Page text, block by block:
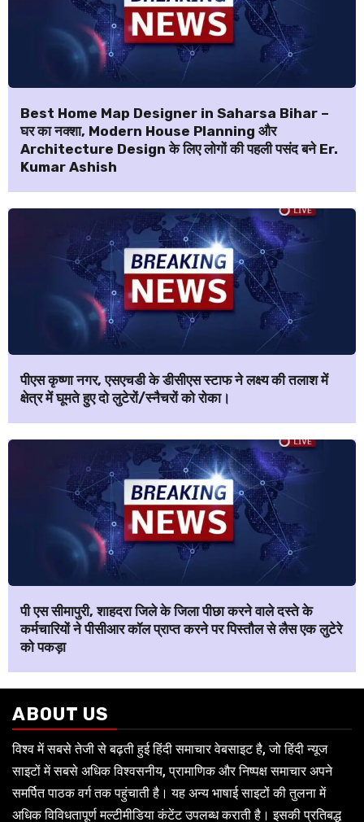
Best Home Map Designer in Saharsa Bihar –
घर का नक्शा, Modern House Planning और
Architecture Design के लिए लोगों की पहली पसंद बने Er.
Kumar Ashish
पीएस कृष्णा नगर, एसएचडी के डीसीएस स्टाफ ने लक्ष्य की तलाश में
क्षेत्र में घूमते हुए दो लुटेरों/स्नैचरों को रोका।
पी एस सीमापुरी, शाहदरा जिले के जिला पीछा करने वाले दस्ते के
कर्मचारियों ने पीसीआर कॉल प्राप्त करने पर पिस्तौल से लैस एक लुटेरे
को पकड़ा
ABOUT US
विश्व में सबसे तेजी से बढ़ती हुई हिंदी समाचार वेबसाइट है, जो हिंदी न्यूज
साइटों में सबसे अधिक विश्वसनीय, प्रामाणिक और निष्पक्ष समाचार अपने
समर्पित पाठक वर्ग तक पहुंचाती है। यह अन्य भाषाई साइटों की तुलना में
अधिक विविधतापूर्ण मल्टीमीडिया कंटेंट उपलब्ध कराती है। इसकी प्रतिबद्ध